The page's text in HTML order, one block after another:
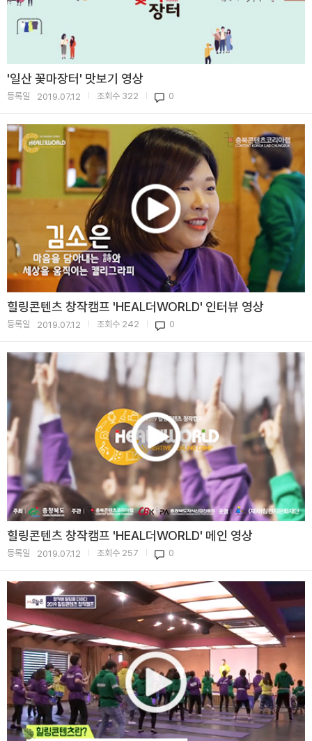
'일산 꽃마장터' 맛보기 영상
등록일 2019.07.12 조회수 322 0
힐링콘텐츠 창작캠프 'HEAL더WORLD' 인터뷰 영상
등록일 2019.07.12 조회수 242 0
힐링콘텐츠 창작캠프 'HEAL더WORLD' 메인 영상
등록일 2019.07.12 조회수 257 0